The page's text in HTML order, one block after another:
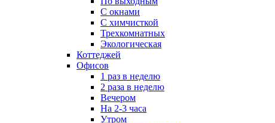
С окнами
С химчисткой
Трехкомнатных
Экологическая
Коттеджей
Офисов
1 раз в неделю
2 раза в неделю
Вечером
На 2-3 часа
Утром